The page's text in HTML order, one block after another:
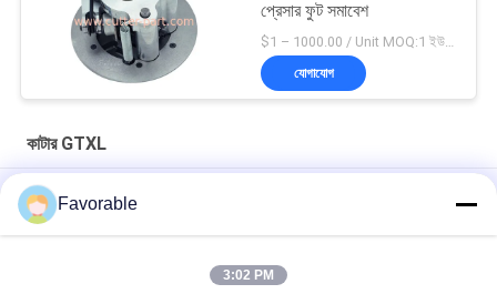
প্রেসার ফুট সমাবেশ
যোগাযোগ
কাটার GTXL
ক্ল্যাম্প ড্রিল স্প্লিট হাব কাটার জন্য সংশোধিত GTXL টেক্সটাইল মেশিন 86545000
আসল অটো কাটার GTXL 586500067 কিট বেল্ট স্প্রিং সহ (রিপাবলিক ব্লোয়ার্স)
238500035 অটো কাটার জিটিএক্সএল মেশিন ব্রাশ এনপ্রোটেক এইচ # এল 00286-1
Favorable
3:02 PM